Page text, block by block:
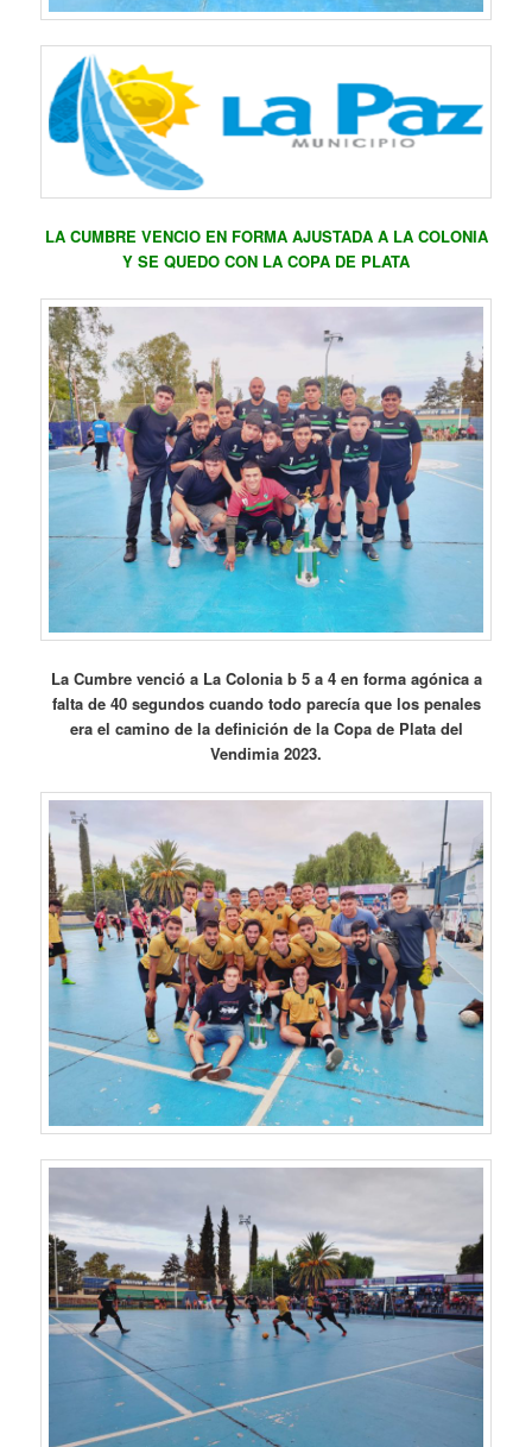
LA CUMBRE VENCIO EN FORMA AJUSTADA A LA COLONIA
Y SE QUEDO CON LA COPA DE PLATA
La Cumbre venció a La Colonia b 5 a 4 en forma agónica a
falta de 40 segundos cuando todo parecía que los penales
era el camino de la definición de la Copa de Plata del
Vendimia 2023.